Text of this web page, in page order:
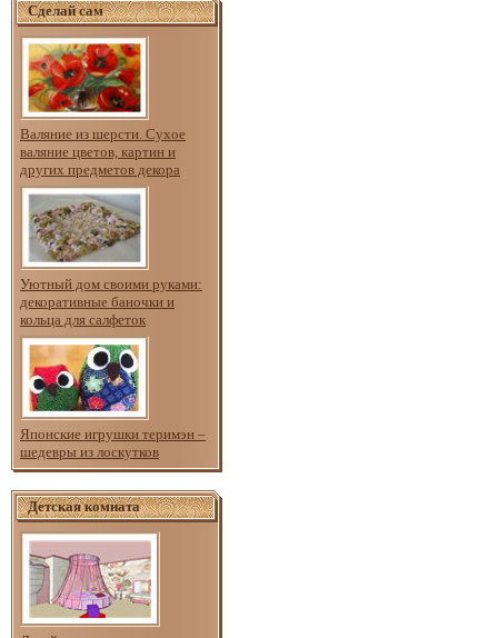
Сделай сам
Валяние из шерсти. Сухое
валяние цветов, картин и
других предметов декора
Уютный дом своими руками:
декоративные баночки и
кольца для салфеток
Японские игрушки теримэн –
шедевры из лоскутков
Детская комната